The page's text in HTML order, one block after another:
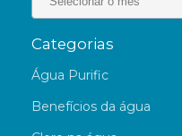
Categorias
Água Purific
Benefícios da água